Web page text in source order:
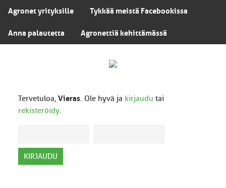
Agronet yrityksille Tykkää meistä Facebookissa
Anna palautetta Agronettiä kehittämässä
Tervetuloa, Vieras. Ole hyvä ja kirjaudu tai
rekisteröidy.